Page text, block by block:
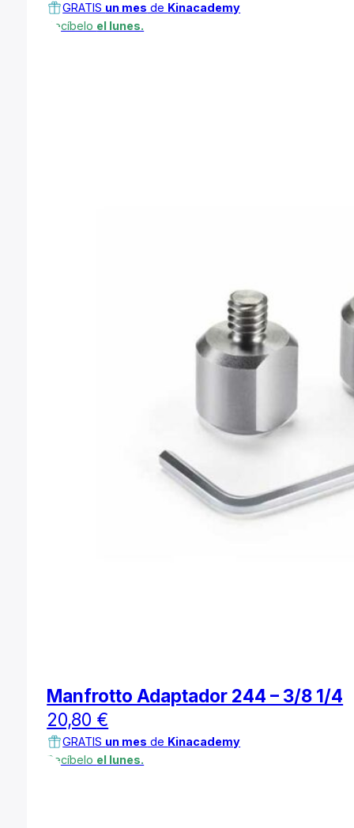
GRATIS un mes de Kinacademy
Recíbelo el lunes.
Manfrotto Adaptador 244 – 3/8 1/4
20,80 €
GRATIS un mes de Kinacademy
Recíbelo el lunes.